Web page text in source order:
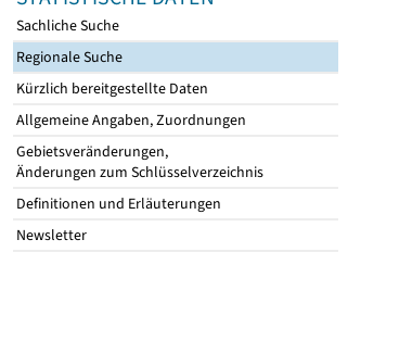
Sachliche Suche
Regionale Suche
Kürzlich bereitgestellte Daten
Allgemeine Angaben, Zuordnungen
Gebietsveränderungen,
Änderungen zum Schlüsselverzeichnis
Definitionen und Erläuterungen
Newsletter